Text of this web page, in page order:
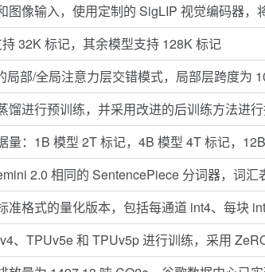
图像输入，使用定制的 SigLIP 视觉编码器，
32K 标记，其余模型支持 128K 标记
局部/全局注意力层交错模式，局部层跨度为
馏进行预训练，并采用改进的后训练方法进
量：1B 模型 2T 标记，4B 模型 4T 标记，
2.0 相同的 SentencePiece 分词器，词
准格式的量化版本，包括每通道 int4、每块
、TPUv5e 和 TPUv5p 进行训练，采用